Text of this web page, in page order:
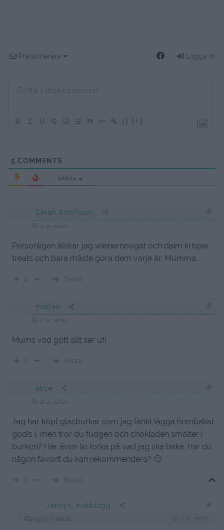
Prenumerera Logga in
{} [+]
5 COMMENTS
äldsta
Sarah Adolfsson
12 år sedan
Personligen älskar jag wienernougat och daim krispie
treats och bara måste göra dem varje år. Mumma.
Svara
mallan
12 år sedan
Mums vad gott allt ser ut!
Svara
alice
12 år sedan
Jag har köpt glasburkar som jag tänkt lägga hembakat
godis i, men tror du fudgen och chokladen smälter i
burken? Har även lie torka på vad jag ska baka, har du
någon favorit du kan rekommendera? 🙂
Svara
Jennys_matblogg
alice